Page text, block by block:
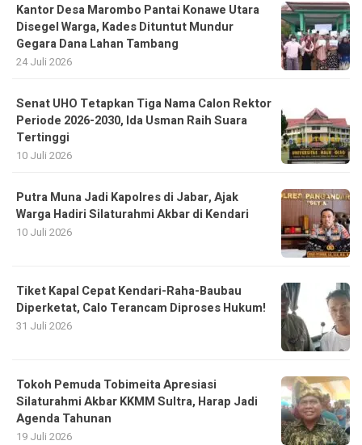
Kantor Desa Marombo Pantai Konawe Utara
Disegel Warga, Kades Dituntut Mundur
Gegara Dana Lahan Tambang
24 Juli 2026
Senat UHO Tetapkan Tiga Nama Calon Rektor
Periode 2026-2030, Ida Usman Raih Suara
Tertinggi
10 Juli 2026
Putra Muna Jadi Kapolres di Jabar, Ajak
Warga Hadiri Silaturahmi Akbar di Kendari
10 Juli 2026
Tiket Kapal Cepat Kendari-Raha-Baubau
Diperketat, Calo Terancam Diproses Hukum!
31 Juli 2026
Tokoh Pemuda Tobimeita Apresiasi
Silaturahmi Akbar KKMM Sultra, Harap Jadi
Agenda Tahunan
19 Juli 2026